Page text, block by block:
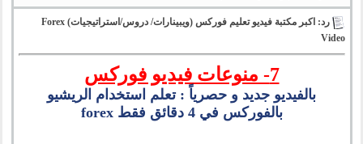
رد: اكبر مكتبة فيديو تعليم فوركس (ويبينارات/ دروس/استراتيجيات) Forex
Video
7- منوعات فيديو فوركس
بالفيديو جديد و حصرياً : تعلم استخدام الريشيو
بالفوركس في 4 دقائق فقط forex